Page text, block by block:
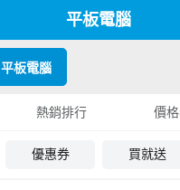
平板電腦
平板電腦
熱銷排行 價格
優惠券 買就送